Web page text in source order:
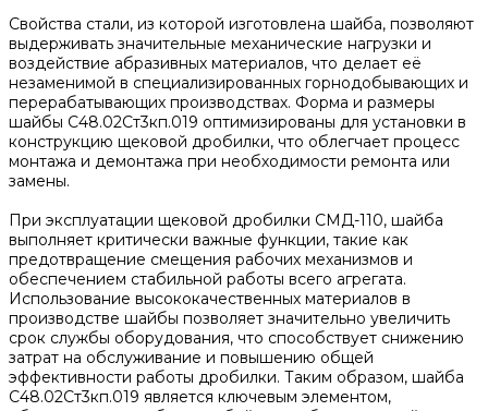
Свойства стали, из которой изготовлена шайба, позволяют
выдерживать значительные механические нагрузки и
воздействие абразивных материалов, что делает её
незаменимой в специализированных горнодобывающих и
перерабатывающих производствах. Форма и размеры
шайбы С48.02Ст3кп.019 оптимизированы для установки в
конструкцию щековой дробилки, что облегчает процесс
монтажа и демонтажа при необходимости ремонта или
замены.
При эксплуатации щековой дробилки СМД-110, шайба
выполняет критически важные функции, такие как
предотвращение смещения рабочих механизмов и
обеспечением стабильной работы всего агрегата.
Использование высококачественных материалов в
производстве шайбы позволяет значительно увеличить
срок службы оборудования, что способствует снижению
затрат на обслуживание и повышению общей
эффективности работы дробилки. Таким образом, шайба
С48.02Ст3кп.019 является ключевым элементом,